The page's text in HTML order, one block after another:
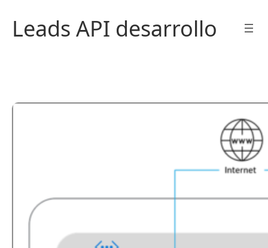
contenido
Leads API desarrollo